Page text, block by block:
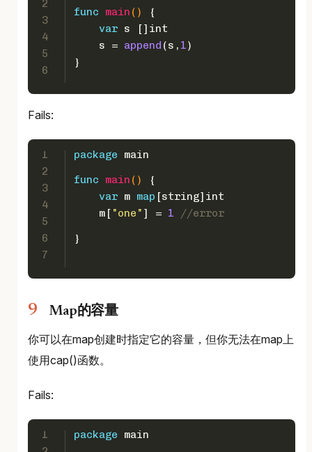
2
3
4
5
6
func
main ()
{
var s [] int
    s =
append (s, 1)
}
Fails:
1
2
3
4
5
6
7
package main
func
main ()
{
var m map [string] int
    m[
"one" ] = 1
//error
}
Map的容量
你可以在map创建时指定它的容量，但你无法在map上
使用cap()函数。
Fails:
1
package main